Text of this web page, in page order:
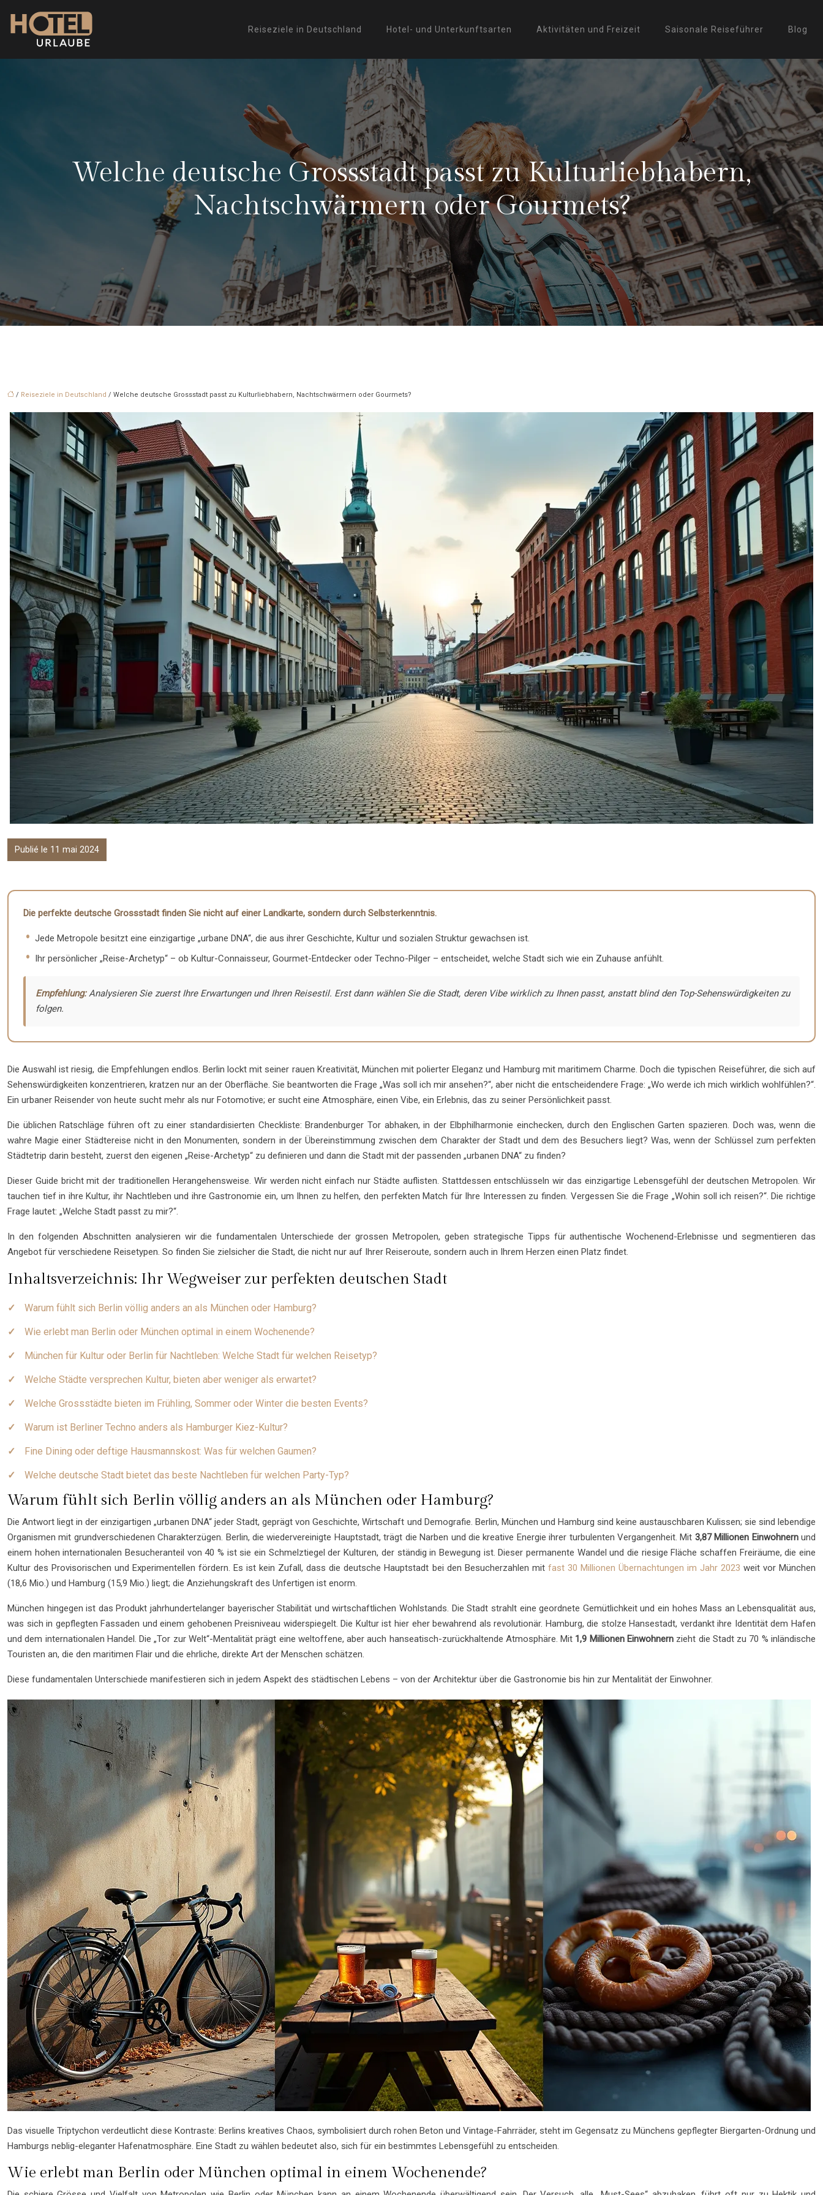
Reiseziele in Deutschland Hotel- und Unterkunftsarten Aktivitäten und Freizeit Saisonale Reiseführer Blog
Welche deutsche Grossstadt passt zu Kulturliebhabern,
Nachtschwärmern oder Gourmets?
/ Reiseziele in Deutschland / Welche deutsche Grossstadt passt zu Kulturliebhabern, Nachtschwärmern oder Gourmets?
Publié le 11 mai 2024
Die perfekte deutsche Grossstadt finden Sie nicht auf einer Landkarte, sondern durch Selbsterkenntnis.
Jede Metropole besitzt eine einzigartige „urbane DNA“, die aus ihrer Geschichte, Kultur und sozialen Struktur gewachsen ist.
Ihr persönlicher „Reise-Archetyp“ – ob Kultur-Connaisseur, Gourmet-Entdecker oder Techno-Pilger – entscheidet, welche Stadt sich wie ein Zuhause anfühlt.
Empfehlung:Analysieren Sie zuerst Ihre Erwartungen und Ihren Reisestil. Erst dann wählen Sie die Stadt, deren Vibe wirklich zu Ihnen passt, anstatt blind den Top-Sehenswürdigkeiten zu
folgen.
Die Auswahl ist riesig, die Empfehlungen endlos. Berlin lockt mit seiner rauen Kreativität, München mit polierter Eleganz und Hamburg mit maritimem Charme. Doch die typischen Reiseführer, die sich auf
Sehenswürdigkeiten konzentrieren, kratzen nur an der Oberfläche. Sie beantworten die Frage „Was soll ich mir ansehen?“, aber nicht die entscheidendere Frage: „Wo werde ich mich wirklich wohlfühlen?“.
Ein urbaner Reisender von heute sucht mehr als nur Fotomotive; er sucht eine Atmosphäre, einen Vibe, ein Erlebnis, das zu seiner Persönlichkeit passt.
Die üblichen Ratschläge führen oft zu einer standardisierten Checkliste: Brandenburger Tor abhaken, in der Elbphilharmonie einchecken, durch den Englischen Garten spazieren. Doch was, wenn die
wahre Magie einer Städtereise nicht in den Monumenten, sondern in der Übereinstimmung zwischen dem Charakter der Stadt und dem des Besuchers liegt? Was, wenn der Schlüssel zum perfekten
Städtetrip darin besteht, zuerst den eigenen „Reise-Archetyp“ zu definieren und dann die Stadt mit der passenden „urbanen DNA“ zu finden?
Dieser Guide bricht mit der traditionellen Herangehensweise. Wir werden nicht einfach nur Städte auflisten. Stattdessen entschlüsseln wir das einzigartige Lebensgefühl der deutschen Metropolen. Wir
tauchen tief in ihre Kultur, ihr Nachtleben und ihre Gastronomie ein, um Ihnen zu helfen, den perfekten Match für Ihre Interessen zu finden. Vergessen Sie die Frage „Wohin soll ich reisen?“. Die richtige
Frage lautet: „Welche Stadt passt zu mir?“.
In den folgenden Abschnitten analysieren wir die fundamentalen Unterschiede der grossen Metropolen, geben strategische Tipps für authentische Wochenend-Erlebnisse und segmentieren das
Angebot für verschiedene Reisetypen. So finden Sie zielsicher die Stadt, die nicht nur auf Ihrer Reiseroute, sondern auch in Ihrem Herzen einen Platz findet.
Inhaltsverzeichnis: Ihr Wegweiser zur perfekten deutschen Stadt
Warum fühlt sich Berlin völlig anders an als München oder Hamburg?
Wie erlebt man Berlin oder München optimal in einem Wochenende?
München für Kultur oder Berlin für Nachtleben: Welche Stadt für welchen Reisetyp?
Welche Städte versprechen Kultur, bieten aber weniger als erwartet?
Welche Grossstädte bieten im Frühling, Sommer oder Winter die besten Events?
Warum ist Berliner Techno anders als Hamburger Kiez-Kultur?
Fine Dining oder deftige Hausmannskost: Was für welchen Gaumen?
Welche deutsche Stadt bietet das beste Nachtleben für welchen Party-Typ?
Warum fühlt sich Berlin völlig anders an als München oder Hamburg?
Die Antwort liegt in der einzigartigen „urbanen DNA“ jeder Stadt, geprägt von Geschichte, Wirtschaft und Demografie. Berlin, München und Hamburg sind keine austauschbaren Kulissen; sie sind lebendige
Organismen mit grundverschiedenen Charakterzügen. Berlin, die wiedervereinigte Hauptstadt, trägt die Narben und die kreative Energie ihrer turbulenten Vergangenheit. Mit 3,87 Millionen Einwohnernund
einem hohen internationalen Besucheranteil von 40 % ist sie ein Schmelztiegel der Kulturen, der ständig in Bewegung ist. Dieser permanente Wandel und die riesige Fläche schaffen Freiräume, die eine
Kultur des Provisorischen und Experimentellen fördern. Es ist kein Zufall, dass die deutsche Hauptstadt bei den Besucherzahlen mit fast 30 Millionen Übernachtungen im Jahr 2023 weit vor München
(18,6 Mio.) und Hamburg (15,9 Mio.) liegt; die Anziehungskraft des Unfertigen ist enorm.
München hingegen ist das Produkt jahrhundertelanger bayerischer Stabilität und wirtschaftlichen Wohlstands. Die Stadt strahlt eine geordnete Gemütlichkeit und ein hohes Mass an Lebensqualität aus,
was sich in gepflegten Fassaden und einem gehobenen Preisniveau widerspiegelt. Die Kultur ist hier eher bewahrend als revolutionär. Hamburg, die stolze Hansestadt, verdankt ihre Identität dem Hafen
und dem internationalen Handel. Die „Tor zur Welt“-Mentalität prägt eine weltoffene, aber auch hanseatisch-zurückhaltende Atmosphäre. Mit 1,9 Millionen Einwohnern zieht die Stadt zu 70 % inländische
Touristen an, die den maritimen Flair und die ehrliche, direkte Art der Menschen schätzen.
Diese fundamentalen Unterschiede manifestieren sich in jedem Aspekt des städtischen Lebens – von der Architektur über die Gastronomie bis hin zur Mentalität der Einwohner.
Das visuelle Triptychon verdeutlicht diese Kontraste: Berlins kreatives Chaos, symbolisiert durch rohen Beton und Vintage-Fahrräder, steht im Gegensatz zu Münchens gepflegter Biergarten-Ordnung und
Hamburgs neblig-eleganter Hafenatmosphäre. Eine Stadt zu wählen bedeutet also, sich für ein bestimmtes Lebensgefühl zu entscheiden.
Wie erlebt man Berlin oder München optimal in einem Wochenende?